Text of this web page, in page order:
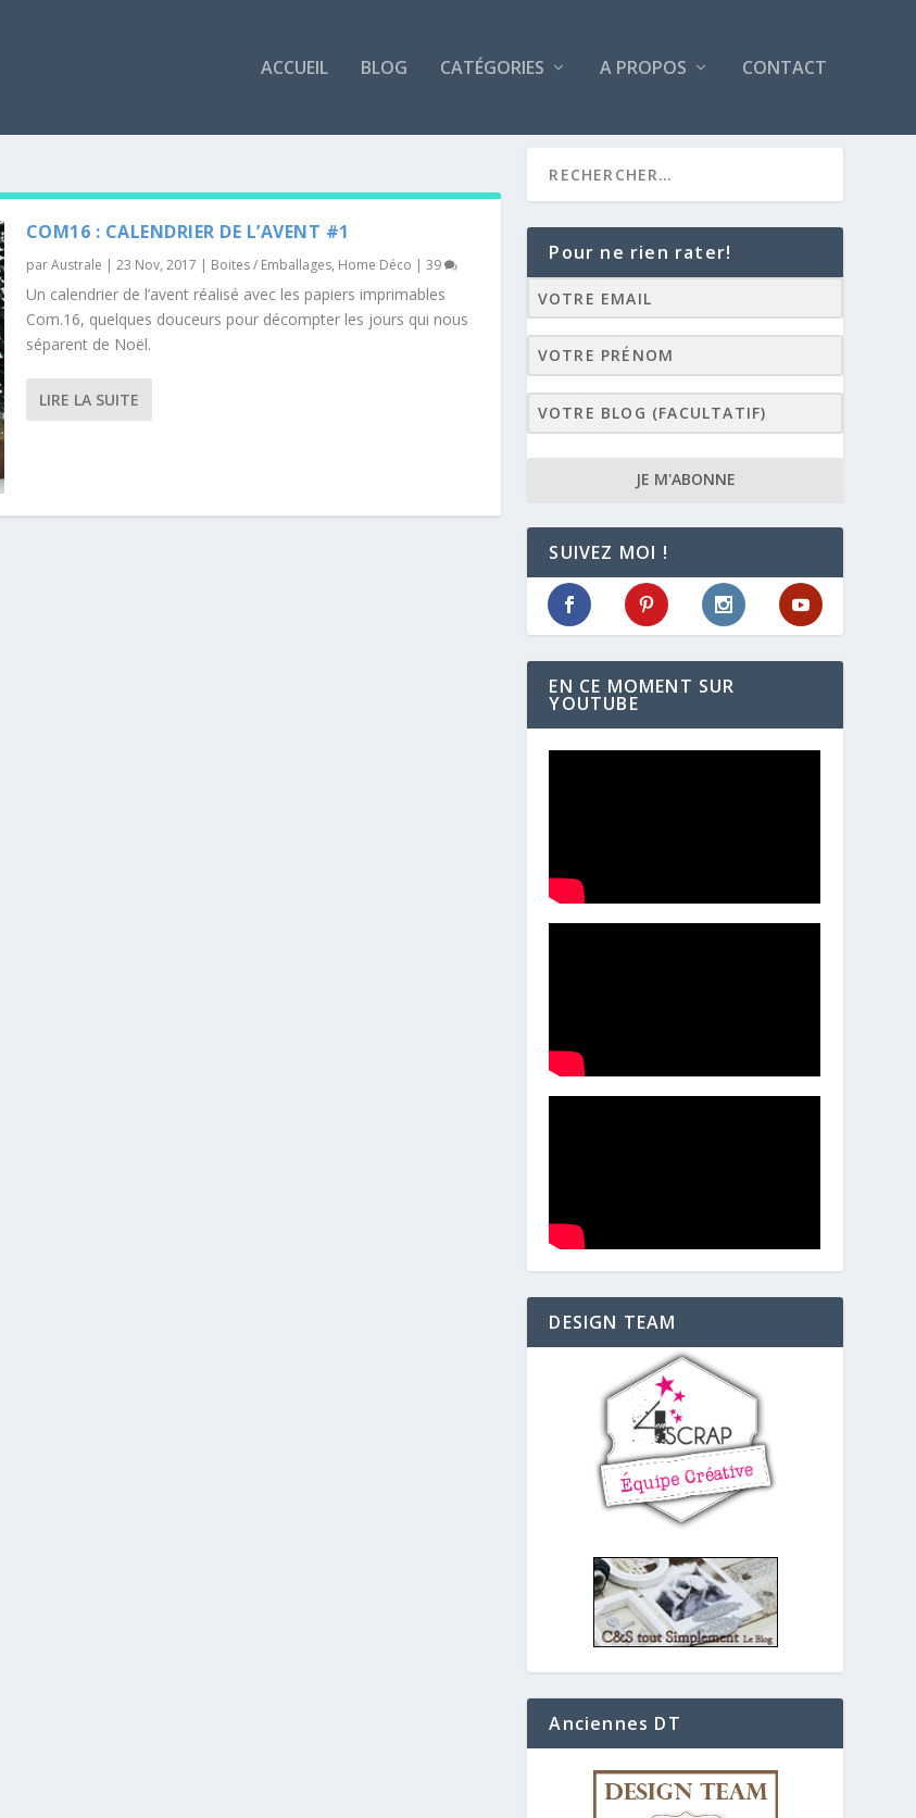
ACCUEIL BLOG CATÉGORIES A PROPOS CONTACT
COM16 : CALENDRIER DE L’AVENT #1
parAustrale | 23 Nov, 2017 | Boites / Emballages, Home Déco | 39
Un calendrier de l’avent réalisé avec les papiers imprimables
Com.16, quelques douceurs pour décompter les jours qui nous
séparent de Noël.
LIRE LA SUITE
Pour ne rien rater!
JE M'ABONNE
SUIVEZ MOI !
EN CE MOMENT SUR
YOUTUBE
DESIGN TEAM
Anciennes DT